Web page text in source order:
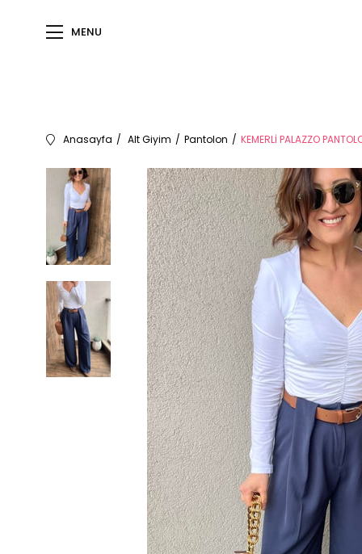
MENU
Anasayfa Alt Giyim Pantolon KEMERLİ PALAZZO